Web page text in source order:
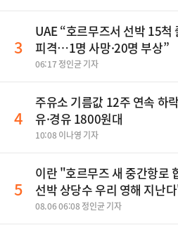
3
UAE “호르무즈서 선박 15척
피격…1명 사망·20명 부상”
06:17 정인균 기자
4
주유소 기름값 12주 연속 하
유·경유 1800원대
10:08 이나영 기자
5
이란 "호르무즈 새 중간항로
선박 상당수 우리 영해 지난
08.06 06:08 정인균 기자